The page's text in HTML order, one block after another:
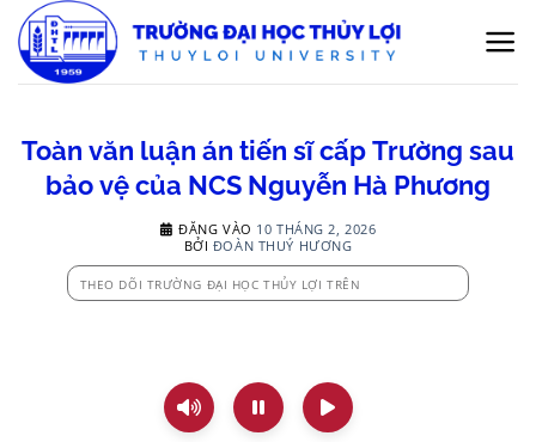
qua
nội
Toàn văn luận án tiến sĩ cấp Trường sau
bảo vệ của NCS Nguyễn Hà Phương
ĐĂNG VÀO 10 THÁNG 2, 2026
BỞI ĐOÀN THUÝ HƯƠNG
THEO DÕI TRƯỜNG ĐẠI HỌC THỦY LỢI TRÊN